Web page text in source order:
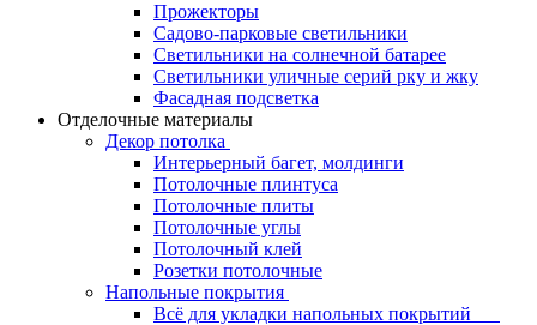
Прожекторы
Садово-парковые светильники
Светильники на солнечной батарее
Светильники уличные серий рку и жку
Фасадная подсветка
Отделочные материалы
Декор потолка
Интерьерный багет, молдинги
Потолочные плинтуса
Потолочные плиты
Потолочные углы
Потолочный клей
Розетки потолочные
Напольные покрытия
Всё для укладки напольных покрытий